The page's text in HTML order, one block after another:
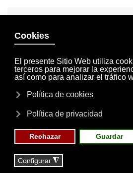
INVITACIONES